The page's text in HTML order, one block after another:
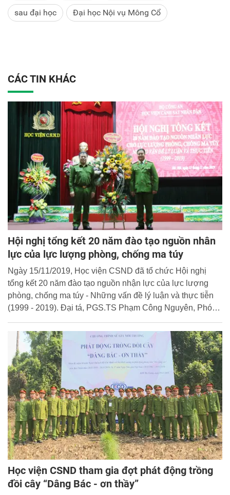
sau đại học Đại học Nội vụ Mông Cổ
CÁC TIN KHÁC
Hội nghị tổng kết 20 năm đào tạo nguồn nhân
lực của lực lượng phòng, chống ma túy
Ngày 15/11/2019, Học viện CSND đã tổ chức Hội nghị
tổng kết 20 năm đào tạo nguồn nhận lực của lực lượng
phòng, chống ma túy - Những vấn đề lý luận và thực tiễn
(1999 - 2019). Đại tá, PGS.TS Phạm Công Nguyên, Phó
Học viện CSND tham gia đợt phát động trồng
đồi cây “Dâng Bác - ơn thầy”